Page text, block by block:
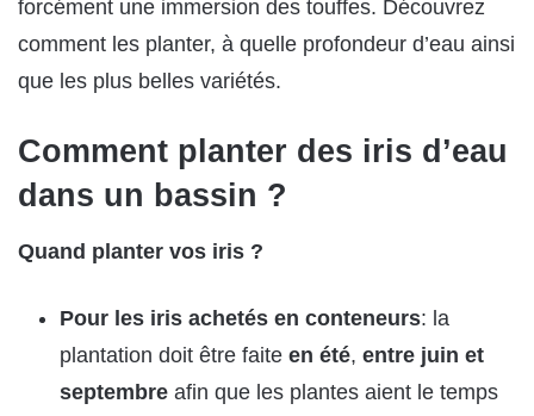
forcément une immersion des touffes. Découvrez
comment les planter, à quelle profondeur d’eau ainsi
que les plus belles variétés.
Comment planter des iris d’eau
dans un bassin ?
Quand planter vos iris ?
Pour les iris achetés en conteneurs: la
plantation doit être faite en été, entre juin et
septembre afin que les plantes aient le temps